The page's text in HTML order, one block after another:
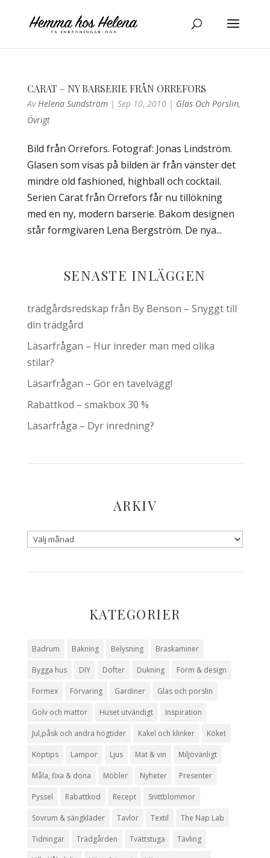
CARAT – NY BARSERIE FRÅN ORREFORS
AvHelena Sundström| Sep 10, 2010| Glas Och Porslin,
Övrigt
Bild från Orrefors. Fotograf: Jonas Lindström.
Glasen som visas på bilden är från vänster det
mindre old fashioned, highball och cocktail.
Serien Carat från Orrefors får nu tillökning
med en ny, modern barserie. Bakom designen
står formgivaren Lena Bergström. De nya...
SENASTE INLÄGGEN
trädgårdsredskap från By Benson – Snyggt till
din trädgård
Läsarfrågan – Hur inreder man med olika
stilar?
Läsarfrågan – Gör en tavelvägg!
Rabattkod – smakbox 30 %
Läsarfråga – Dyr inredning?
ARKIV
KATEGORIER
Badrum Bakning Belysning Braskaminer
Bygga hus DIY Dofter Dukning Form & design
Formex Förvaring Gardiner Glas och porslin
Golv och mattor Huset utvändigt Inspiration
Jul,påsk och andra högtider Kakel och klinker Köket
Köptips Lampor Ljus Mat & vin Miljövänligt
Måla, fixa & dona Möbler Nyheter Presenter
Pyssel Rabattkod Recept Snittblommor
Sovrum & sängkläder Tavlor Textil The Nap Lab
Tidningar Trädgården Tvättstuga Tävling